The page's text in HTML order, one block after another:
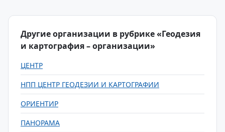
Другие организации в рубрике «Геодезия
и картография – организации»
ЦЕНТР
НПП ЦЕНТР ГЕОДЕЗИИ И КАРТОГРАФИИ
ОРИЕНТИР
ПАНОРАМА